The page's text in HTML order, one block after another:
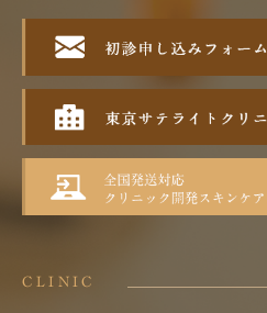
CLINIC